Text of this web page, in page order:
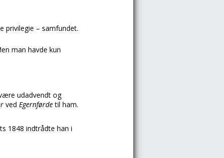
privilegie – samfundet.
man havde kun
udadvendt og
ved Egernførdetil ham.
1848 indtrådte han i